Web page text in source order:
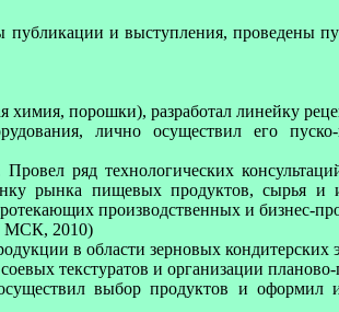
публикации и выступления, проведены
порошки), разработал линейку
лично осуществил его
ряд технологических
рынка пищевых продуктов, сырья и
производственных и
МСК, 2010)
в области зерновых
текстуратов и организации
выбор продуктов и